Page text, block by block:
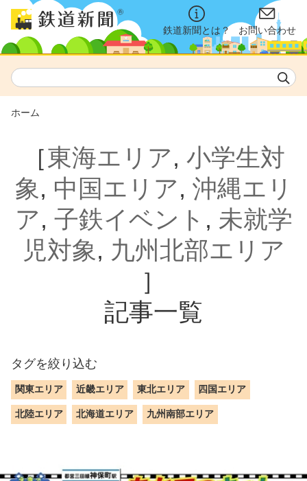
鉄道新聞とは？ お問い合わせ
ホーム
［東海エリア, 小学生対
象, 中国エリア, 沖縄エリ
ア, 子鉄イベント , 未就学
児対象, 九州北部エリア
］
記事一覧
タグを絞り込む
関東エリア 近畿エリア 東北エリア 四国エリア
北陸エリア 北海道エリア 九州南部エリア